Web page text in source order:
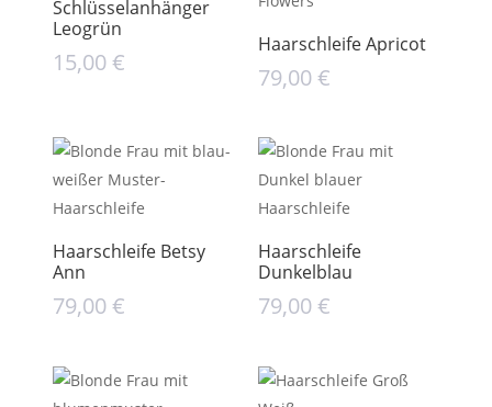
Schlüsselanhänger
Leogrün
15,00€
Haarschleife Apricot
79,00€
Haarschleife Betsy
Ann
79,00€
Haarschleife
Dunkelblau
79,00€